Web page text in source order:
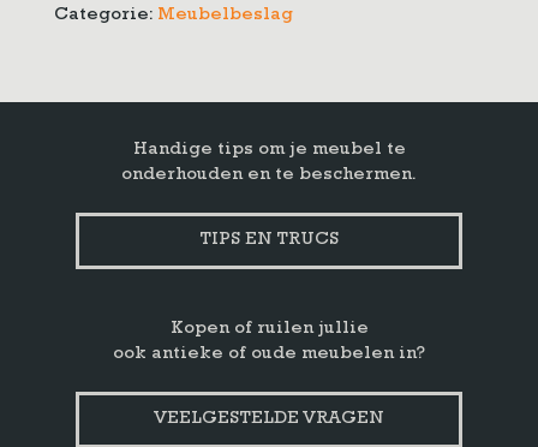
Categorie: Meubelbeslag
Handige tips om je meubel te
onderhouden en te beschermen.
TIPS EN TRUCS
Kopen of ruilen jullie
ook antieke of oude meubelen in?
VEELGESTELDE VRAGEN